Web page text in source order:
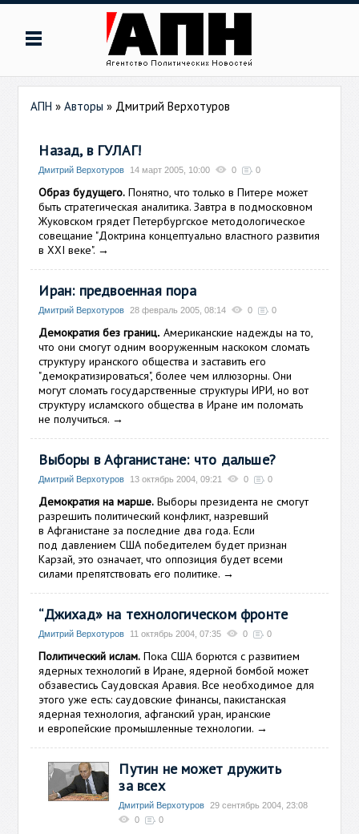
АПН »Авторы » Дмитрий Верхотуров
Назад, в ГУЛАГ!
Дмитрий Верхотуров 14 март 2005, 10:00 0 0
Образ будущего. Понятно, что только в Питере может
быть стратегическая аналитика. Завтра в подмосковном
Жуковском грядет Петербургское методологическое
совещание "Доктрина концептуально властного развития
в ХХI веке". →
Иран: предвоенная пора
Дмитрий Верхотуров 28 февраль 2005, 08:14 0 0
Демократия без границ. Американские надежды на то,
что они смогут одним вооруженным наскоком сломать
структуру иранского общества и заставить его
"демократизироваться", более чем иллюзорны. Они
могут сломать государственные структуры ИРИ, но вот
структуру исламского общества в Иране им поломать
не получиться. →
Выборы в Афганистане: что дальше?
Дмитрий Верхотуров 13 октябрь 2004, 09:21 0 0
Демократия на марше. Выборы президента не смогут
разрешить политический конфликт, назревший
в Афганистане за последние два года. Если
под давлением США победителем будет признан
Карзай, это означает, что оппозиция будет всеми
силами препятствовать его политике. →
“Джихад» на технологическом фронте
Дмитрий Верхотуров 11 октябрь 2004, 07:35 0 0
Политический ислам. Пока США борются с развитием
ядерных технологий в Иране, ядерной бомбой может
обзавестись Саудовская Аравия. Все необходимое для
этого уже есть: саудовские финансы, пакистанская
ядерная технология, афганский уран, иранские
и европейские промышленные технологии. →
Путин не может дружить
за всех
Дмитрий Верхотуров
29 сентябрь 2004, 23:08
0
0